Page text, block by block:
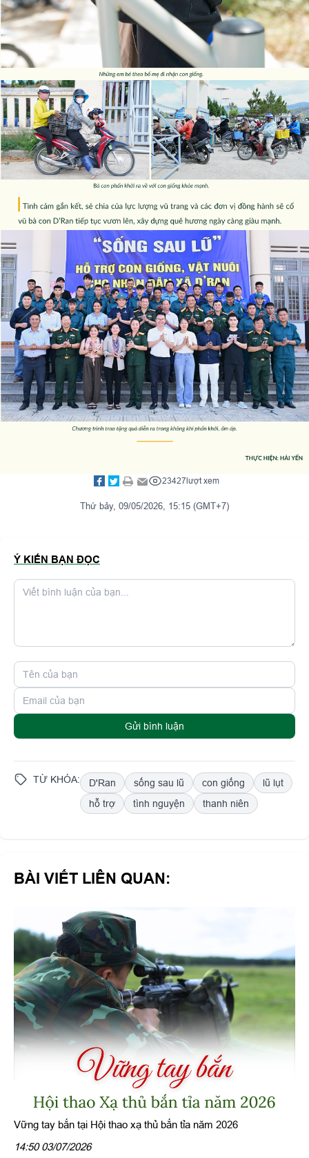
23427lượt xem
Thứ bảy, 09/05/2026, 15:15 (GMT+7)
Ý KIẾN BẠN ĐỌC
Gửi bình luận
TỪ KHÓA: D'Ran sống sau lũ con giống
lũ lụt
hỗ trợ
tình nguyện thanh niên
BÀI VIẾT LIÊN QUAN:
Vững tay bắn tại Hội thao xạ thủ bắn tỉa năm 2026
14:50 03/07/2026